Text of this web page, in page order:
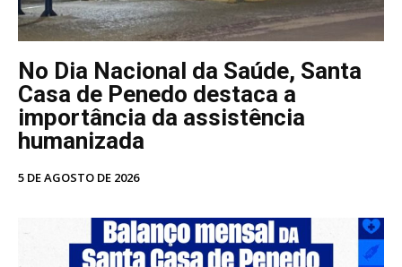
No Dia Nacional da Saúde, Santa
Casa de Penedo destaca a
importância da assistência
humanizada
5 DE AGOSTO DE 2026